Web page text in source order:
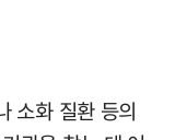
소화 질환 등의